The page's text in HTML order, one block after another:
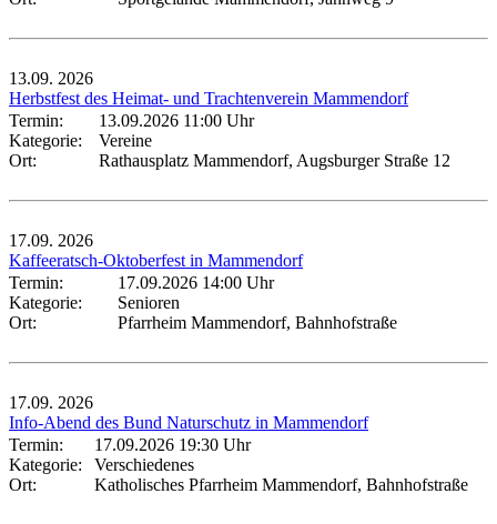
13.09. 2026
Herbstfest des Heimat- und Trachtenverein Mammendorf
Termin:
13.09.2026 11:00 Uhr
Kategorie:
Vereine
Ort:
Rathausplatz Mammendorf, Augsburger Straße 12
17.09. 2026
Kaffeeratsch-Oktoberfest in Mammendorf
Termin:
17.09.2026 14:00 Uhr
Kategorie:
Senioren
Ort:
Pfarrheim Mammendorf, Bahnhofstraße
17.09. 2026
Info-Abend des Bund Naturschutz in Mammendorf
Termin:
17.09.2026 19:30 Uhr
Kategorie:
Verschiedenes
Ort:
Katholisches Pfarrheim Mammendorf, Bahnhofstraße